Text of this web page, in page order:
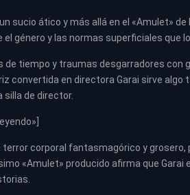
sucio ático y más allá en el «Amulet»
género y las normas superficiales que lo
de tiempo y traumas desgarradores con
convertida en directora Garai sirve
silla de director.
corporal fantasmagórico y
«Amulet» producido afirma que